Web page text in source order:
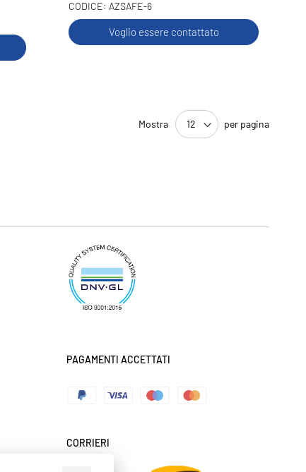
AZSAFE-6
Voglio essere contattato
Mostra per pagina
PAGAMENTI ACCETTATI
CORRIERI